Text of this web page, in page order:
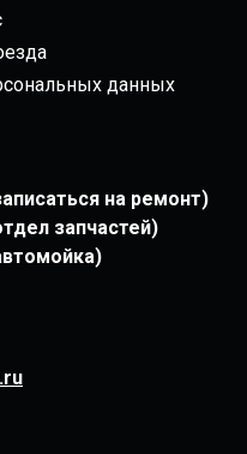
данных
на ремонт)
запчастей)